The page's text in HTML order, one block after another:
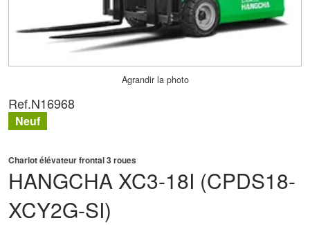
Agrandir la photo
HANGCHA XC3-18I (CPDS18-
XCY2G-SI)
Chariot élévateur frontal 3 roues
Ref.N16968
Neuf